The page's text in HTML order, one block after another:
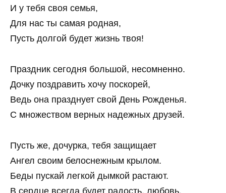
И у тебя своя семья,
Для нас ты самая родная,
Пусть долгой будет жизнь твоя!
Праздник сегодня большой, несомненно.
Дочку поздравить хочу поскорей,
Ведь она празднует свой День Рожденья.
С множеством верных надежных друзей.
Пусть же, дочурка, тебя защищает
Ангел своим белоснежным крылом.
Беды пускай легкой дымкой растают.
В сердце всегда будет радость, любовь.